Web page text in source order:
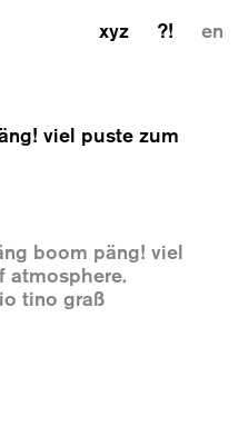
xyz ?! en
viel puste zum
boom päng! viel
atmosphere.
tino graß